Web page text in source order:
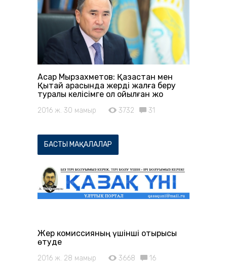
Асқар Мырзахметов: Қазақстан мен
Қытай арасында жерді жалға беру
туралы келісімге қол қойылған жоқ
2016 ж. 30 мамыр 3732 31
БАСТЫ МАҚАЛАЛАР
Жер комиссияның үшінші отырысы
өтуде
2016 ж. 28 мамыр 3668 16